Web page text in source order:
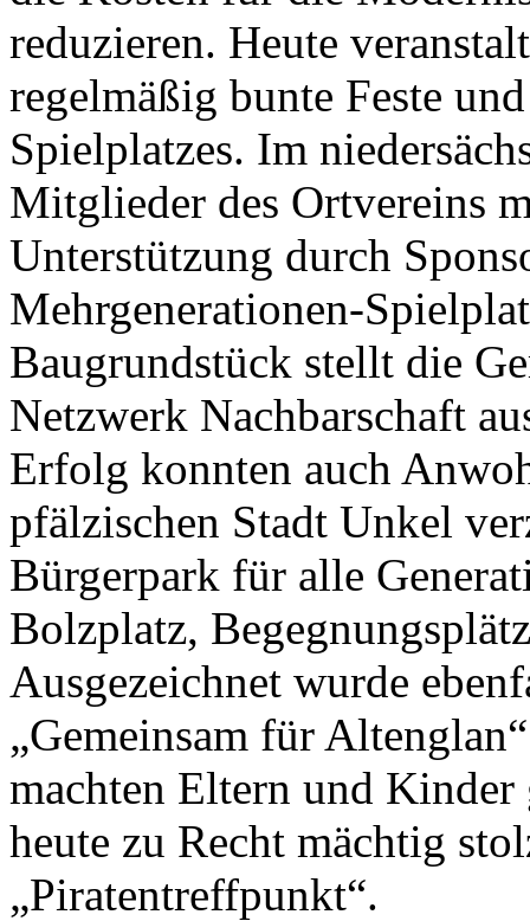
reduzieren. Heute
regelmäßig bunte Feste
Spielplatzes. Im
Mitglieder des Ortvereins
Unterstützung durch
Mehrgenerationen-
Baugrundstück stellt die
Netzwerk Nachbarschaft
Erfolg konnten auch
pfälzischen Stadt Unkel
Bürgerpark für alle
Bolzplatz,
Ausgezeichnet wurde
„Gemeinsam für
machten Eltern und Kinder
heute zu Recht mächtig
„Piratentreffpunkt“.